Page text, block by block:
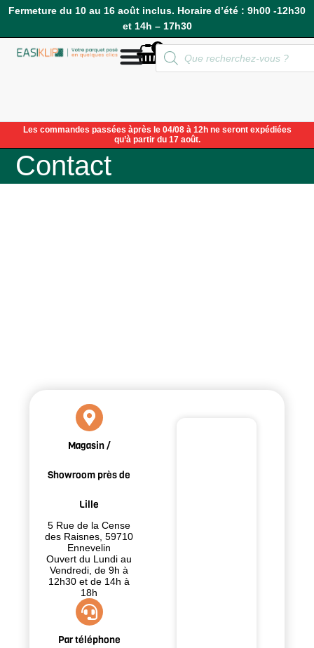
Fermeture du 10 au 16 août inclus. Horaire d’été : 9h00 -12h30
et 14h – 17h30
Compte
0
Les commandes passées àprès le 04/08 à 12h ne seront expédiées
qu’à partir du 17 août.
Contact
Magasin /
Showroom près de
Lille
5 Rue de la Cense
des Raisnes, 59710
Ennevelin
Ouvert du Lundi au
Vendredi, de 9h à
12h30 et de 14h à
18h
Par téléphone